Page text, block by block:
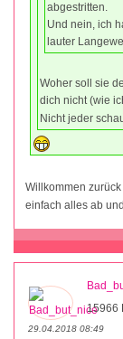
abgestritten.
Und nein, ich
lauter
Woher soll sie
dich nicht (wie
Nicht jeder
Willkommen
einfach alles ab
15966
29.04.2018 08:49